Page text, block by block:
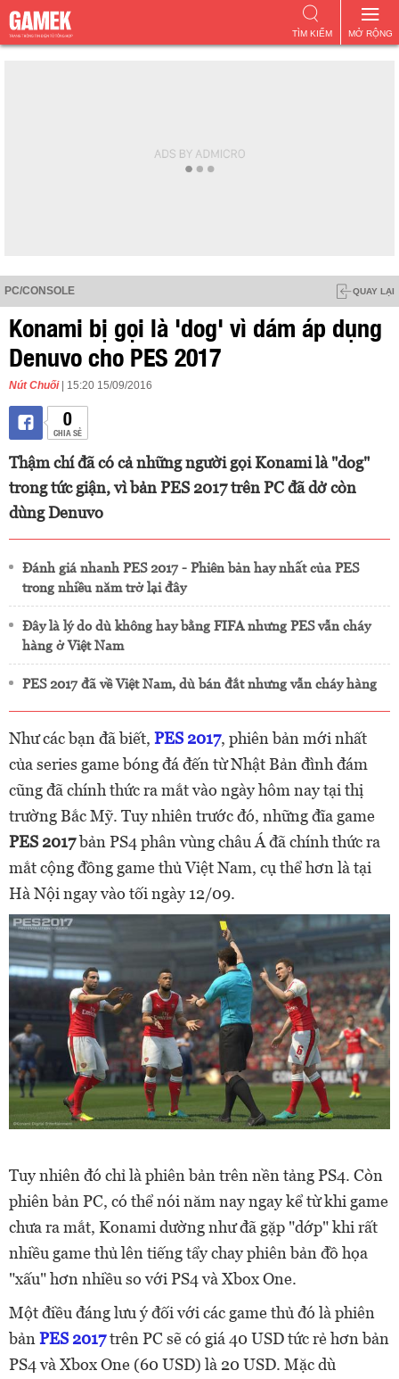
MỞ RỘNG
TÌM KIẾM
PC/CONSOLE QUAY LẠI
Konami bị gọi là 'dog' vì dám áp dụng
Denuvo cho PES 2017
Nút Chuối | 15:20 15/09/2016
0
CHIA SẺ
Thậm chí đã có cả những người gọi Konami là "dog"
trong tức giận, vì bản PES 2017 trên PC đã dở còn
dùng Denuvo
Đánh giá nhanh PES 2017 - Phiên bản hay nhất của PES
trong nhiều năm trở lại đây
Đây là lý do dù không hay bằng FIFA nhưng PES vẫn cháy
hàng ở Việt Nam
PES 2017 đã về Việt Nam, dù bán đắt nhưng vẫn cháy hàng
Như các bạn đã biết, PES 2017, phiên bản mới nhất
của series game bóng đá đến từ Nhật Bản đình đám
cũng đã chính thức ra mắt vào ngày hôm nay tại thị
trường Bắc Mỹ. Tuy nhiên trước đó, những đĩa game
PES 2017bản PS4 phân vùng châu Á đã chính thức ra
mắt cộng đồng game thủ Việt Nam, cụ thể hơn là tại
Hà Nội ngay vào tối ngày 12/09.
Tuy nhiên đó chỉ là phiên bản trên nền tảng PS4. Còn
phiên bản PC, có thể nói năm nay ngay kể từ khi game
chưa ra mắt, Konami dường như đã gặp "dớp" khi rất
nhiều game thủ lên tiếng tẩy chay phiên bản đồ họa
"xấu" hơn nhiều so với PS4 và Xbox One.
Một điều đáng lưu ý đối với các game thủ đó là phiên
bản PES 2017trên PC sẽ có giá 40 USD tức rẻ hơn bản
PS4 và Xbox One (60 USD) là 20 USD. Mặc dù